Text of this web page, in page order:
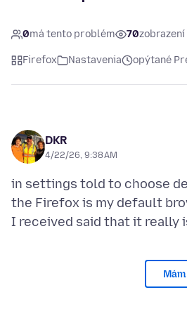
0má tento problém 70zobrazení
Firefox Nastavenia opýtané
DKR
4/22/26, 9:38 AM
in settings told to choose
the Firefox is my default